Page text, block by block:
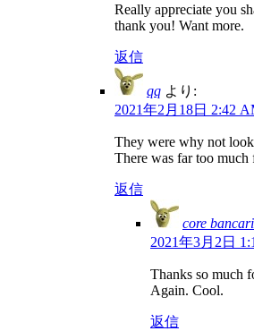
Really appreciate you
thank you! Want more.
返信
qq より:
2021年2月18日 2:42
They were why not
There was far too much
返信
core
2021年3月2日
Thanks so much
Again. Cool.
返信